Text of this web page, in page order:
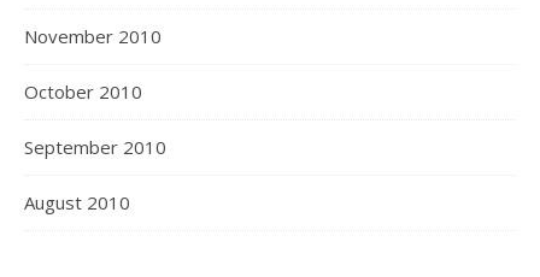
November 2010
October 2010
September 2010
August 2010